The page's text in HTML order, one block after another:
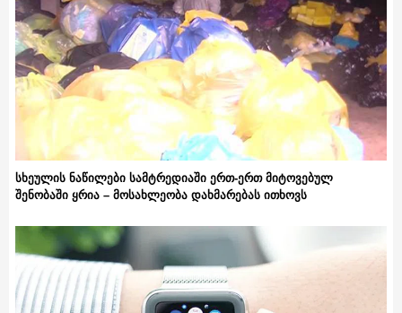
სხეულის ნაწილები სამტრედიაში ერთ-ერთ მიტოვებულ
შენობაში ყრია – მოსახლეობა დახმარებას ითხოვს